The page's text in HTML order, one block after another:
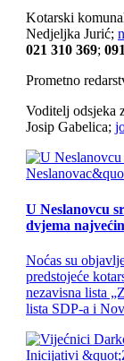
Kotarski
Nedjeljka Jurić;
021 310 369;
Prometno
Voditelj odsjeka
Josip Gabelica;
U Neslanovcu
dvjema
Noćas su
predstojeće
nezavisna lista
lista SDP-a i